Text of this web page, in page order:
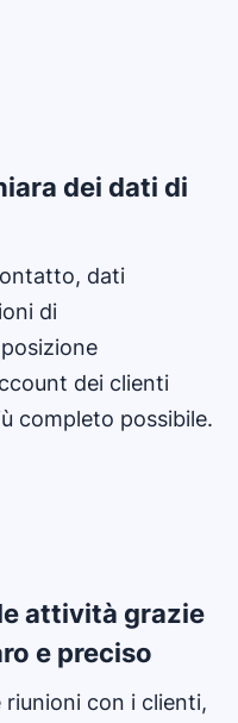
dei dati di
dati
di
dei clienti
completo possibile.
attività grazie
e preciso
con i clienti,